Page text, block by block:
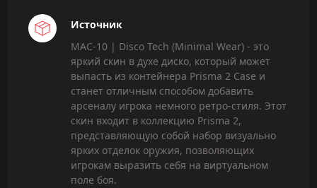
Источник
MAC-10 | Disco Tech (Minimal Wear) - это
яркий скин в духе диско, который может
выпасть из контейнера Prisma 2 Case и
станет отличным способом добавить
арсеналу игрока немного ретро-стиля. Этот
скин входит в коллекцию Prisma 2,
представляющую собой набор визуально
ярких отделок оружия, позволяющих
игрокам выразить себя на виртуальном
поле боя.